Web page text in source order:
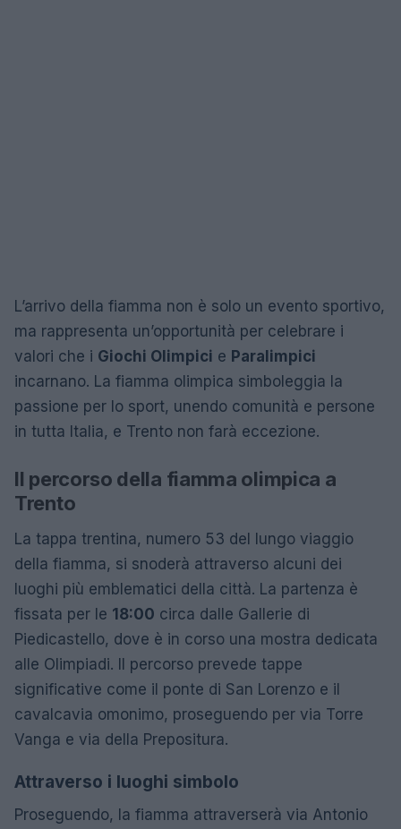
L’arrivo della fiamma non è solo un evento sportivo,
ma rappresenta un’opportunità per celebrare i
valori che i Giochi Olimpici e Paralimpici
incarnano. La fiamma olimpica simboleggia la
passione per lo sport, unendo comunità e persone
in tutta Italia, e Trento non farà eccezione.
Il percorso della fiamma olimpica a
Trento
La tappa trentina, numero 53 del lungo viaggio
della fiamma, si snoderà attraverso alcuni dei
luoghi più emblematici della città. La partenza è
fissata per le 18:00 circa dalle Gallerie di
Piedicastello, dove è in corso una mostra dedicata
alle Olimpiadi. Il percorso prevede tappe
significative come il ponte di San Lorenzo e il
cavalcavia omonimo, proseguendo per via Torre
Vanga e via della Prepositura.
Attraverso i luoghi simbolo
Proseguendo, la fiamma attraverserà via Antonio